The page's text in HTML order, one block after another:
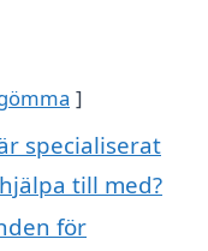
specialiserat
till med?
för